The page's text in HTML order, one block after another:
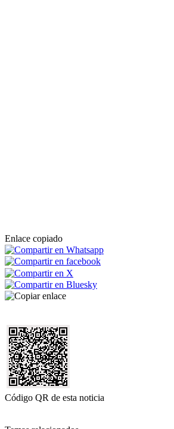
Enlace copiado
Código QR de esta noticia